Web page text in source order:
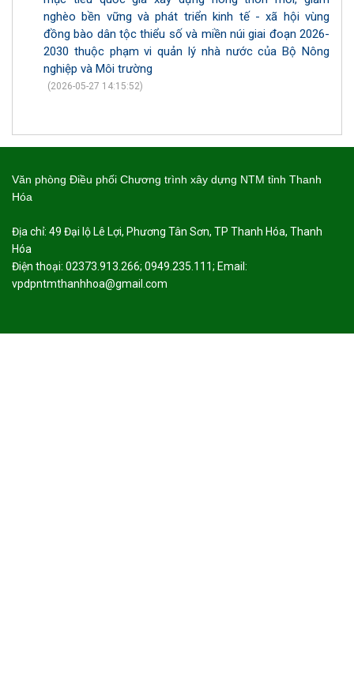
nghèo bền vững và phát triển kinh tế - xã hội vùng
đồng bào dân tộc thiểu số và miền núi giai đoạn 2026-
2030 thuộc phạm vi quản lý nhà nước của Bộ Nông
nghiệp và Môi trường
(2026-05-27 14:15:52)
Văn phòng Điều phối Chương trình xây dựng NTM tỉnh Thanh
Hóa
Địa chỉ: 49 Đại lộ Lê Lợi, Phương Tân Sơn, TP Thanh Hóa, Thanh
Hóa
Điện thoại: 02373.913.266; 0949.235.111; Email:
vpdpntmthanhhoa@gmail.com